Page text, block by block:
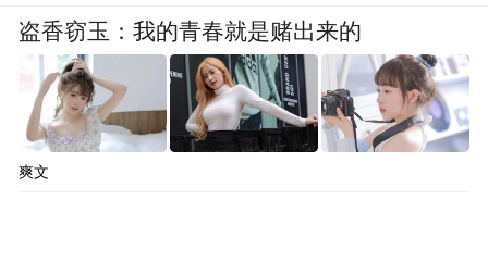
盗香窃玉：我的青春就是赌出来的
爽文